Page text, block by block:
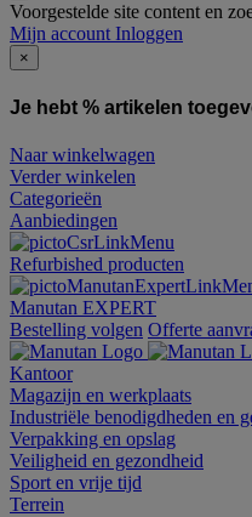
Voorgestelde site content en
Mijn account Inloggen
×
Je hebt % artikelen
Naar winkelwagen
Verder winkelen
Categorieën
Aanbiedingen
Refurbished producten
Manutan EXPERT
Bestelling volgen Offerte
Kantoor
Magazijn en werkplaats
Industriële benodigdheden en
Verpakking en opslag
Veiligheid en gezondheid
Sport en vrije tijd
Terrein